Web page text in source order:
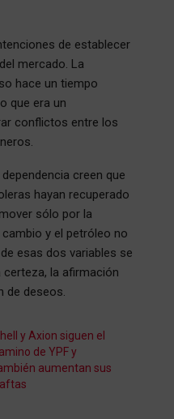
de establecer
mercado. La
hace un tiempo
que era un
conflictos entre los
creen que
hayan recuperado
sólo por la
y el petróleo no
esas dos variables se
certeza, la afirmación
de deseos.
y Axion siguen el
de YPF y
aumentan sus